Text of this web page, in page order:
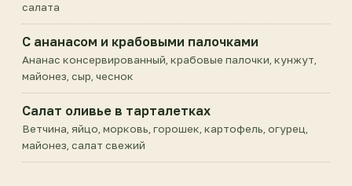
салата
С ананасом и крабовыми палочками
Ананас консервированный, крабовые палочки, кунжут,
майонез, сыр, чеснок
Салат оливье в тарталетках
Ветчина, яйцо, морковь, горошек, картофель, огурец,
майонез, салат свежий